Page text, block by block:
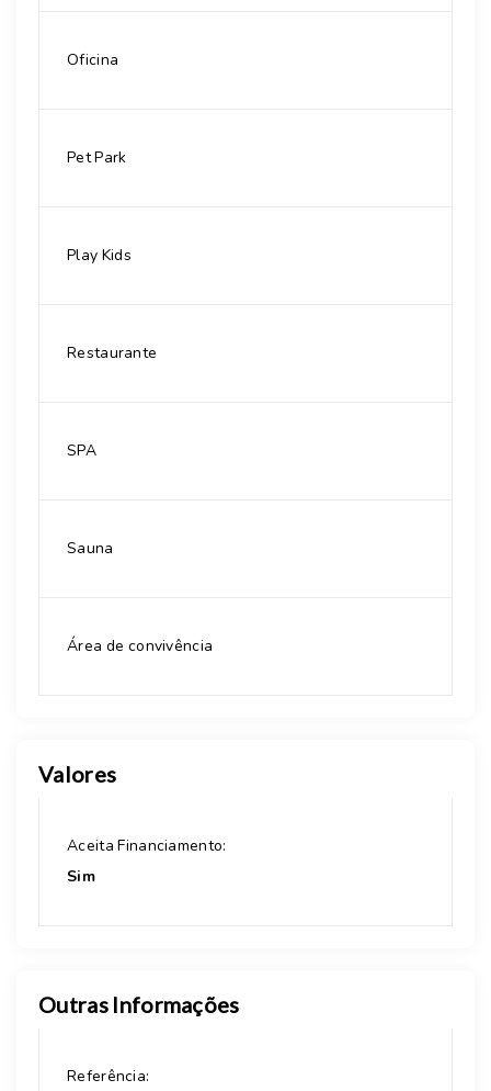
Oficina
Pet Park
Play Kids
Restaurante
SPA
Sauna
Área de convivência
Valores
Aceita Financiamento:
Sim
Outras Informações
Referência: